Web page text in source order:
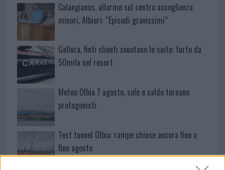
Calangianus, allarme sul centro accoglienza
minori, Albieri: “Episodi gravissimi”
Gallura, finti clienti svuotano le suite: furto da
50mila nel resort
Meteo Olbia 7 agosto, sole e caldo tornano
protagonisti
Test tunnel Olbia: rampe chiuse ancora fino a
fine agosto